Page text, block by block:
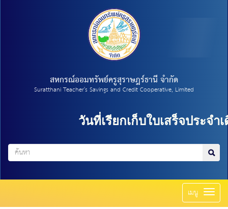
สหกรณ์ออมทรัพย์ครูสุราษฎร์ธานี จำกัด
Suratthani Teacher's Savings and Credit Cooperative, Limited
วันที่เรียกเก็บใบเสร็จประจำเดื
เมนู Toggle